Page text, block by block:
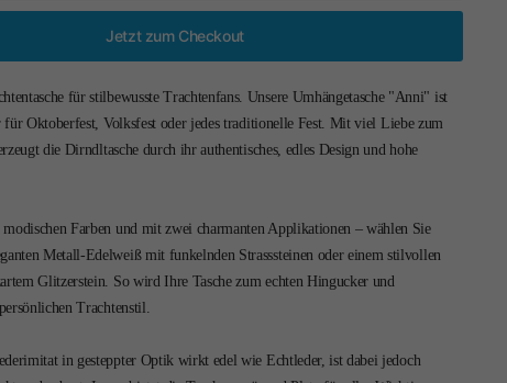
Jetzt zum Checkout
für stilbewusste Trachtenfans. Unsere Umhängetasche "Anni" ist
für Oktoberfest, Volksfest oder jedes traditionelle Fest. Mit viel Liebe zum
die Dirndltasche durch ihr authentisches, edles Design und hohe
Farben und mit zwei charmanten Applikationen – wählen Sie
Metall-Edelweiß mit funkelnden Strasssteinen oder einem stilvollen
Glitzerstein. So wird Ihre Tasche zum echten Hingucker und
Trachtenstil.
in gesteppter Optik wirkt edel wie Echtleder, ist dabei jedoch